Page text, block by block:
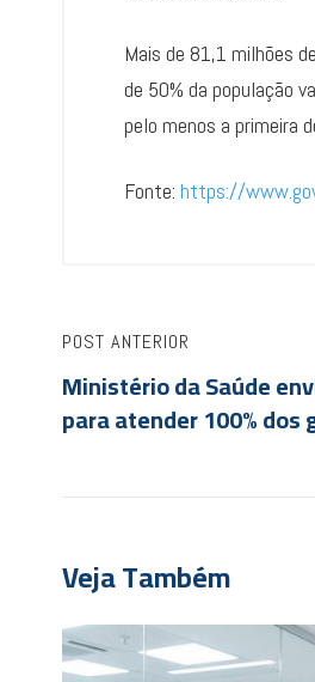
Mais de 81,1 milhões
de 50% da população
pelo menos a primeira
Fonte: https://
POST ANTERIOR
Ministério da Saúde
para atender 100%
Veja Também